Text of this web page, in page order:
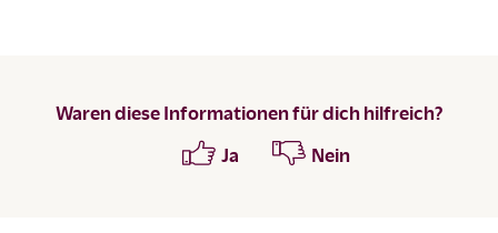
Waren diese Informationen für dich hilfreich?
Ja
Nein